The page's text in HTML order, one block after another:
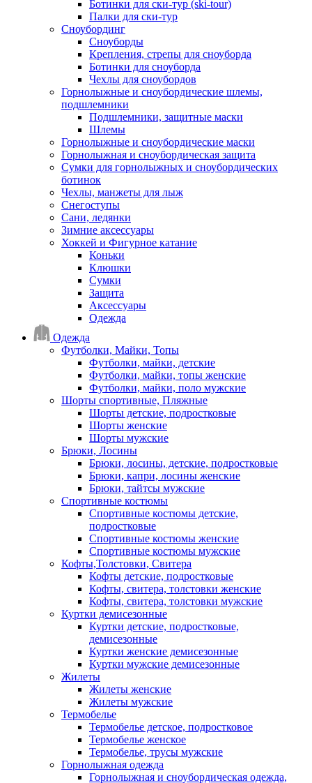
Ботинки для ски-тур (ski-tour)
Палки для ски-тур
Сноубординг
Сноуборды
Крепления, стрепы для сноуборда
Ботинки для сноуборда
Чехлы для сноубордов
Горнолыжные и сноубордические шлемы,
подшлемники
Подшлемники, защитные маски
Шлемы
Горнолыжные и сноубордические маски
Горнолыжная и сноубордическая защита
Сумки для горнолыжных и сноубордических
ботинок
Чехлы, манжеты для лыж
Снегоступы
Сани, ледянки
Зимние аксессуары
Хоккей и Фигурное катание
Коньки
Клюшки
Сумки
Защита
Аксессуары
Одежда
Одежда
Футболки, Майки, Топы
Футболки, майки, детские
Футболки, майки, топы женские
Футболки, майки, поло мужские
Шорты спортивные, Пляжные
Шорты детские, подростковые
Шорты женские
Шорты мужские
Брюки, Лосины
Брюки, лосины, детские, подростковые
Брюки, капри, лосины женские
Брюки, тайтсы мужские
Спортивные костюмы
Спортивные костюмы детские,
подростковые
Спортивные костюмы женские
Спортивные костюмы мужские
Кофты,Толстовки, Свитера
Кофты детские, подростковые
Кофты, свитера, толстовки женские
Кофты, свитера, толстовки мужские
Куртки демисезонные
Куртки детские, подростковые,
демисезонные
Куртки женские демисезонные
Куртки мужские демисезонные
Жилеты
Жилеты женские
Жилеты мужские
Термобелье
Термобелье детское, подростковое
Термобелье женское
Термобелье, трусы мужские
Горнолыжная одежда
Горнолыжная и сноубордическая одежда,